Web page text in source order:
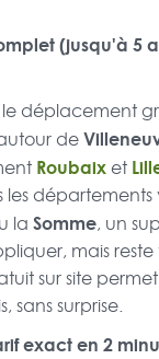
(jusqu'à 5
le déplacement
de
Roubaix et
les départements
la Somme, un
mais
sur site
sans surprise.
exact en 2